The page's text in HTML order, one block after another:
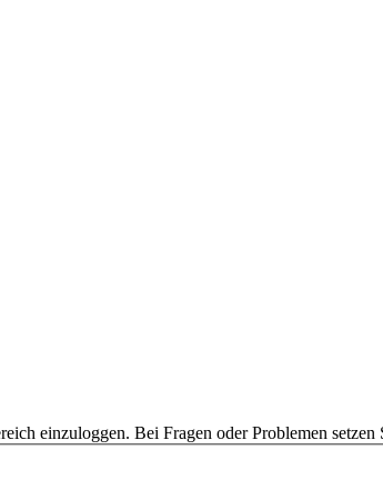
einzuloggen. Bei Fragen oder Problemen